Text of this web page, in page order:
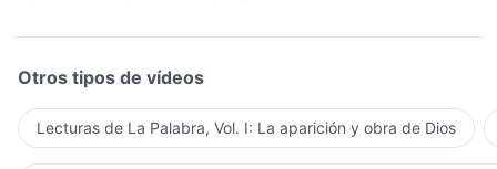
Otros tipos de vídeos
Lecturas de La Palabra, Vol. I: La aparición y obra de Dios